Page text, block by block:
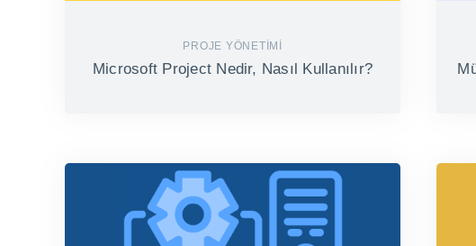
PROJE YÖNETIMI
Microsoft Project Nedir, Nasıl Kullanılır?